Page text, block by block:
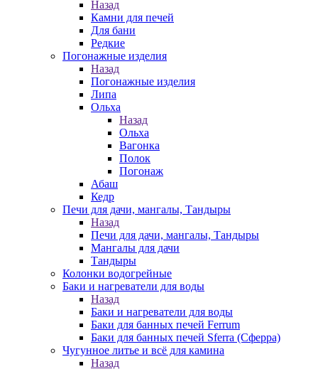
Назад
Камни для печей
Для бани
Редкие
Погонажные изделия
Назад
Погонажные изделия
Липа
Ольха
Назад
Ольха
Вагонка
Полок
Погонаж
Абаш
Кедр
Печи для дачи, мангалы, Тандыры
Назад
Печи для дачи, мангалы, Тандыры
Мангалы для дачи
Тандыры
Колонки водогрейные
Баки и нагреватели для воды
Назад
Баки и нагреватели для воды
Баки для банных печей Ferrum
Баки для банных печей Sferra (Сферра)
Чугунное литье и всё для камина
Назад